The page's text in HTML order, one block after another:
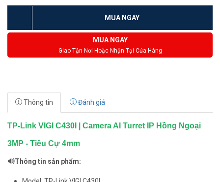
MUA NGAY
MUA NGAY
Giao Tận Nơi Hoặc Nhận Tại Cửa Hàng
Thông tin Đánh giá
TP-Link VIGI C430I | Camera AI Turret IP Hồng Ngoại
3MP - Tiêu Cự 4mm
🔊Thông tin sản phẩm: